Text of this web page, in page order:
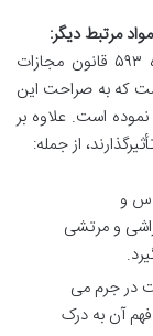
رکن قانونی اصلی جرم واسطه گری در رشوه، ماده ۵۹۳ قانون مجازات
که به صراحت این
است. علاوه بر
از جمله:
و
و مرتشی
در جرم می
آن به درک